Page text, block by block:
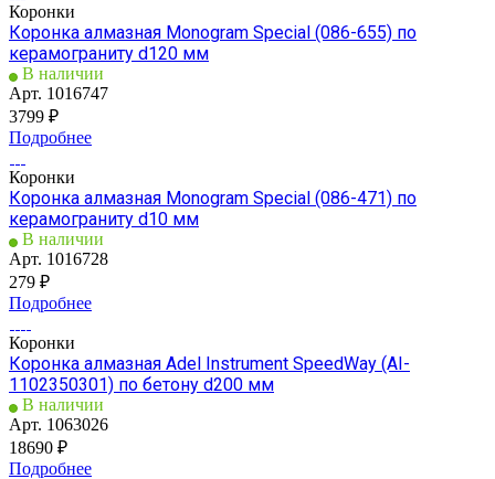
Коронки
Коронка алмазная Monogram Special (086-655) по
керамограниту d120 мм
В наличии
Арт. 1016747
3799 ₽
Подробнее
Коронки
Коронка алмазная Monogram Special (086-471) по
керамограниту d10 мм
В наличии
Арт. 1016728
279 ₽
Подробнее
Коронки
Коронка алмазная Adel Instrument SpeedWay (AI-
1102350301) по бетону d200 мм
В наличии
Арт. 1063026
18690 ₽
Подробнее